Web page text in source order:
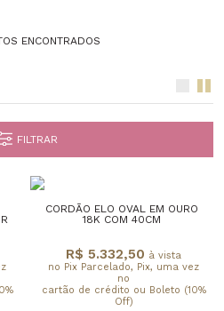
ENCONTRADOS
FILTRAR
CORDÃO ELO OVAL EM OURO
18K COM 40CM
R$ 5.332,50 à vista
no Pix Parcelado, Pix, uma vez
no
cartão de crédito ou Boleto (10%
Off)